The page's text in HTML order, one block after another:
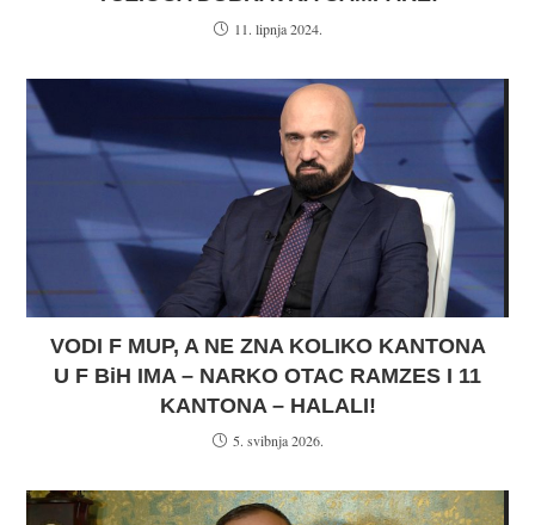
11. lipnja 2024.
VODI F MUP, A NE ZNA KOLIKO KANTONA
U F BiH IMA – NARKO OTAC RAMZES I 11
KANTONA – HALALI!
5. svibnja 2026.